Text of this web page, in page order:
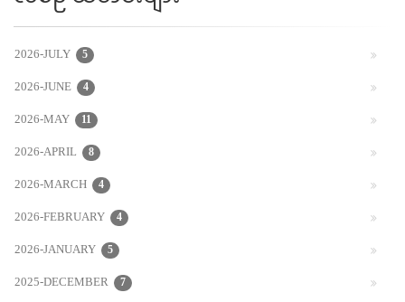
2026-JULY 5
2026-JUNE 4
2026-MAY 11
2026-APRIL 8
2026-MARCH 4
2026-FEBRUARY 4
2026-JANUARY 5
2025-DECEMBER 7